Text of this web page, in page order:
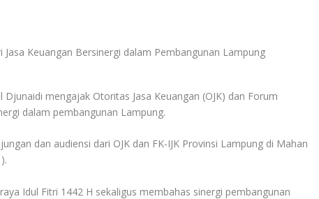
mengajak Otoritas Jasa Keuangan (OJK) dan Forum
dalam pembangunan Lampung.
dan audiensi dari OJK dan FK-IJK Provinsi Lampung di Mahan
Idul Fitri 1442 H sekaligus membahas sinergi pembangunan